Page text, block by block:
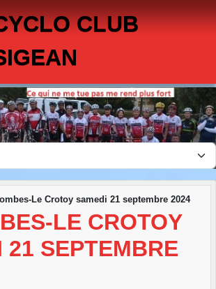
CLUB
Le Crotoy samedi 21 septembre 2024
LE CROTOY
21 SEPTEMBRE
des cookies